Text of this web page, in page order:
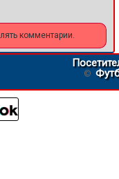
комментарии.
©